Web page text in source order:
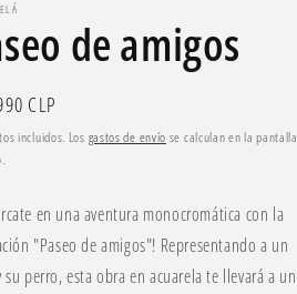
de amigos
CLP
incluidos. Los gastos de envío se calculan en la pantalla
en una aventura monocromática con la
"Paseo de amigos"! Representando a un
su perro, esta obra en acuarela te llevará a un